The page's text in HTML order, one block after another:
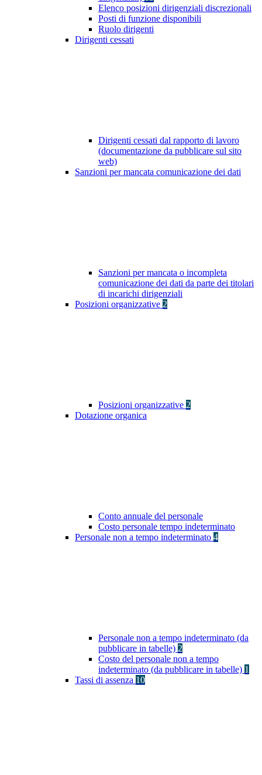
Elenco posizioni dirigenziali discrezionali
Posti di funzione disponibili
Ruolo dirigenti
Dirigenti cessati
Dirigenti cessati dal rapporto di lavoro
(documentazione da pubblicare sul sito
web)
Sanzioni per mancata comunicazione dei dati
Sanzioni per mancata o incompleta
comunicazione dei dati da parte dei titolari
di incarichi dirigenziali
Posizioni organizzative 2
Posizioni organizzative 2
Dotazione organica
Conto annuale del personale
Costo personale tempo indeterminato
Personale non a tempo indeterminato 4
Personale non a tempo indeterminato (da
pubblicare in tabelle) 2
Costo del personale non a tempo
indeterminato (da pubblicare in tabelle) 1
Tassi di assenza 10